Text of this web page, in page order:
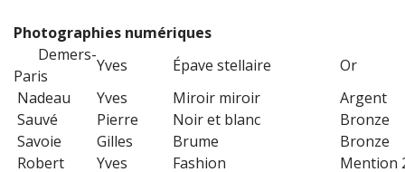
Photographies numériques
Demers-
Paris
Yves Épave stellaire
Or
Nadeau
Yves Miroir miroir
Argent
Sauvé
Pierre Noir et blanc
Bronze
Savoie
Gilles Brume
Bronze
Robert
Yves Fashion Mention